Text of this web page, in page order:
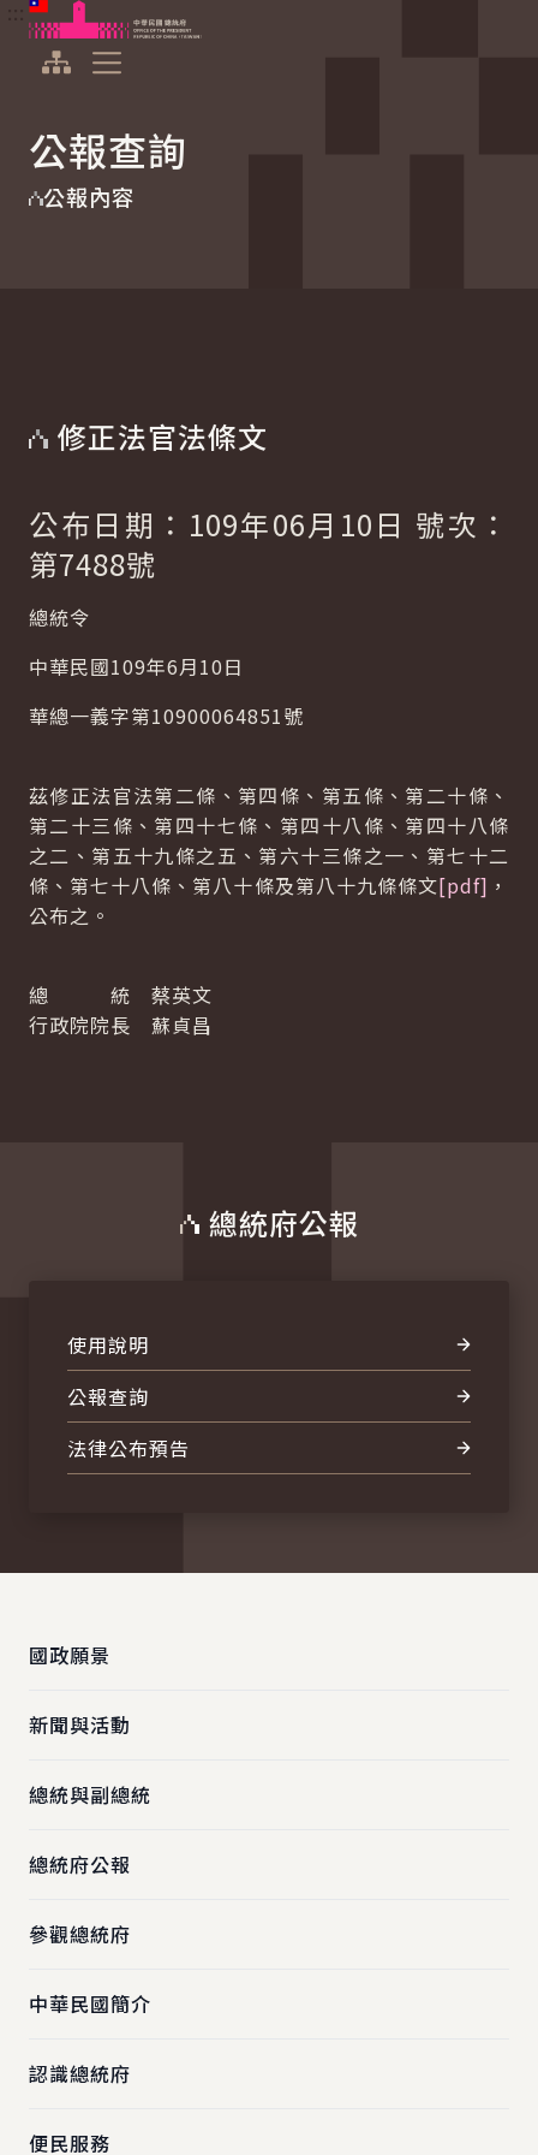
跳到主要內容
中華民國總統府
公報查詢
公報內容
修正法官法條文
公布日期：109年06月10日 號次：
第7488號
總統令
中華民國109年6月10日
華總一義字第10900064851號
茲修正法官法第二條、第四條、第五條、第二十條、
第二十三條、第四十七條、第四十八條、第四十八條
之二、第五十九條之五、第六十三條之一、第七十二
條、第七十八條、第八十條及第八十九條條文[pdf] ，
公布之。
總 統 蔡英文
行政院院長 蘇貞昌
總統府公報
使用說明
公報查詢
法律公布預告
國政願景
新聞與活動
總統與副總統
總統府公報
參觀總統府
中華民國簡介
認識總統府
便民服務